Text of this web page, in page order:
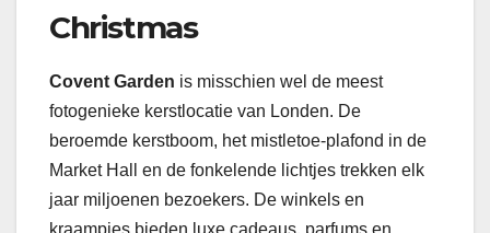
Christmas
Covent Garden is misschien wel de meest
fotogenieke kerstlocatie van Londen. De
beroemde kerstboom, het mistletoe-plafond in de
Market Hall en de fonkelende lichtjes trekken elk
jaar miljoenen bezoekers. De winkels en
kraampjes bieden luxe cadeaus, parfums en